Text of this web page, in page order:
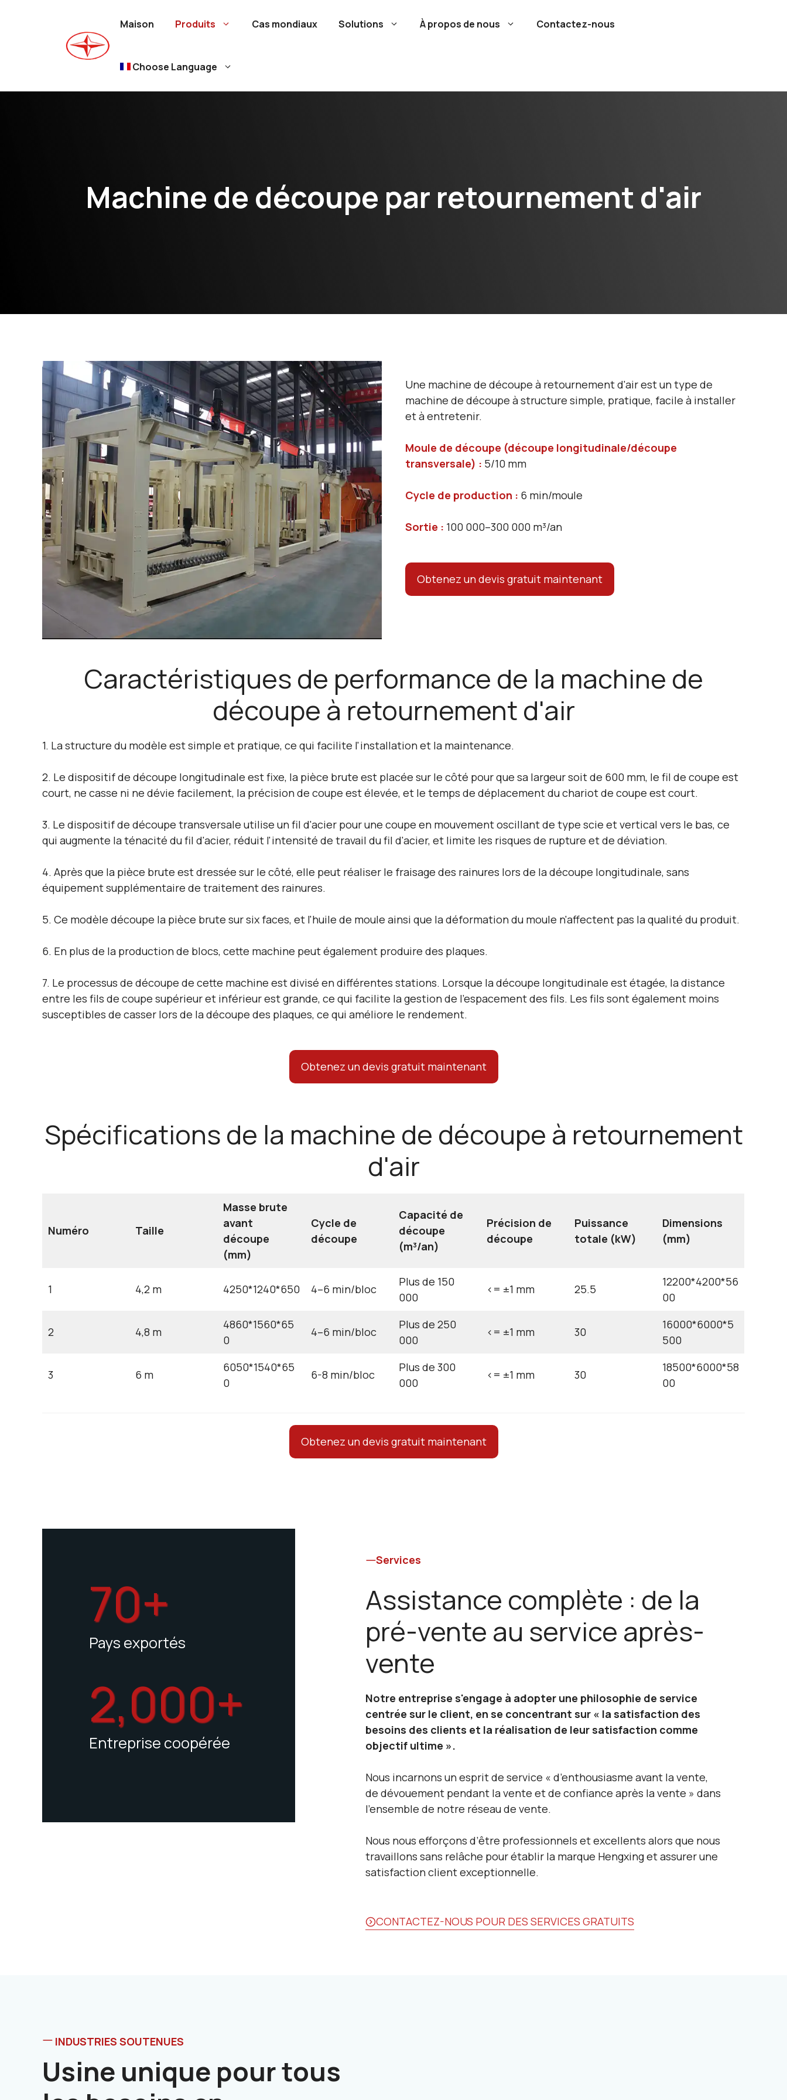
Maison Produits Cas mondiaux Solutions À propos de nous Contactez-nous
Choose Language
Machine de découpe par retournement d'air
Une machine de découpe à retournement d'air est un type de
machine de découpe à structure simple, pratique, facile à installer
et à entretenir.
Moule de découpe (découpe longitudinale/découpe
transversale) : 5/10 mm
Cycle de production : 6 min/moule
Sortie : 100 000–300 000 m³/an
Obtenez un devis gratuit maintenant
Caractéristiques de performance de la machine de
découpe à retournement d'air
1. La structure du modèle est simple et pratique, ce qui facilite l'installation et la maintenance.
2. Le dispositif de découpe longitudinale est fixe, la pièce brute est placée sur le côté pour que sa largeur soit de 600 mm, le fil de coupe est
court, ne casse ni ne dévie facilement, la précision de coupe est élevée, et le temps de déplacement du chariot de coupe est court.
3. Le dispositif de découpe transversale utilise un fil d'acier pour une coupe en mouvement oscillant de type scie et vertical vers le bas, ce
qui augmente la ténacité du fil d'acier, réduit l'intensité de travail du fil d'acier, et limite les risques de rupture et de déviation.
4. Après que la pièce brute est dressée sur le côté, elle peut réaliser le fraisage des rainures lors de la découpe longitudinale, sans
équipement supplémentaire de traitement des rainures.
5. Ce modèle découpe la pièce brute sur six faces, et l'huile de moule ainsi que la déformation du moule n'affectent pas la qualité du produit.
6. En plus de la production de blocs, cette machine peut également produire des plaques.
7. Le processus de découpe de cette machine est divisé en différentes stations. Lorsque la découpe longitudinale est étagée, la distance
entre les fils de coupe supérieur et inférieur est grande, ce qui facilite la gestion de l'espacement des fils. Les fils sont également moins
susceptibles de casser lors de la découpe des plaques, ce qui améliore le rendement.
Obtenez un devis gratuit maintenant
Spécifications de la machine de découpe à retournement
d'air
Numéro Taille
Masse brute
avant
découpe
(mm)
Cycle de
découpe
Capacité de
découpe
(m³/an)
Précision de
découpe
Puissance
totale (kW)
Dimensions
(mm)
1 4,2 m 4250*1240*650 4–6 min/bloc
Plus de 150
000
<= ±1 mm 25.5
12200*4200*56
00
2 4,8 m
4860*1560*65
0
4–6 min/bloc
Plus de 250
000
<= ±1 mm 30
16000*6000*5
500
3 6 m
6050*1540*65
0
6-8 min/bloc
Plus de 300
000
<= ±1 mm 30
18500*6000*58
00
Obtenez un devis gratuit maintenant
70+
Pays exportés
2,000+
Entreprise coopérée
Services
Assistance complète : de la
pré-vente au service après-
vente
Notre entreprise s'engage à adopter une philosophie de service
centrée sur le client, en se concentrant sur « la satisfaction des
besoins des clients et la réalisation de leur satisfaction comme
objectif ultime ».
Nous incarnons un esprit de service « d’enthousiasme avant la vente,
de dévouement pendant la vente et de confiance après la vente » dans
l’ensemble de notre réseau de vente.
Nous nous efforçons d’être professionnels et excellents alors que nous
travaillons sans relâche pour établir la marque Hengxing et assurer une
satisfaction client exceptionnelle.
CONTACTEZ-NOUS POUR DES SERVICES GRATUITS
INDUSTRIES SOUTENUES
Usine unique pour tous